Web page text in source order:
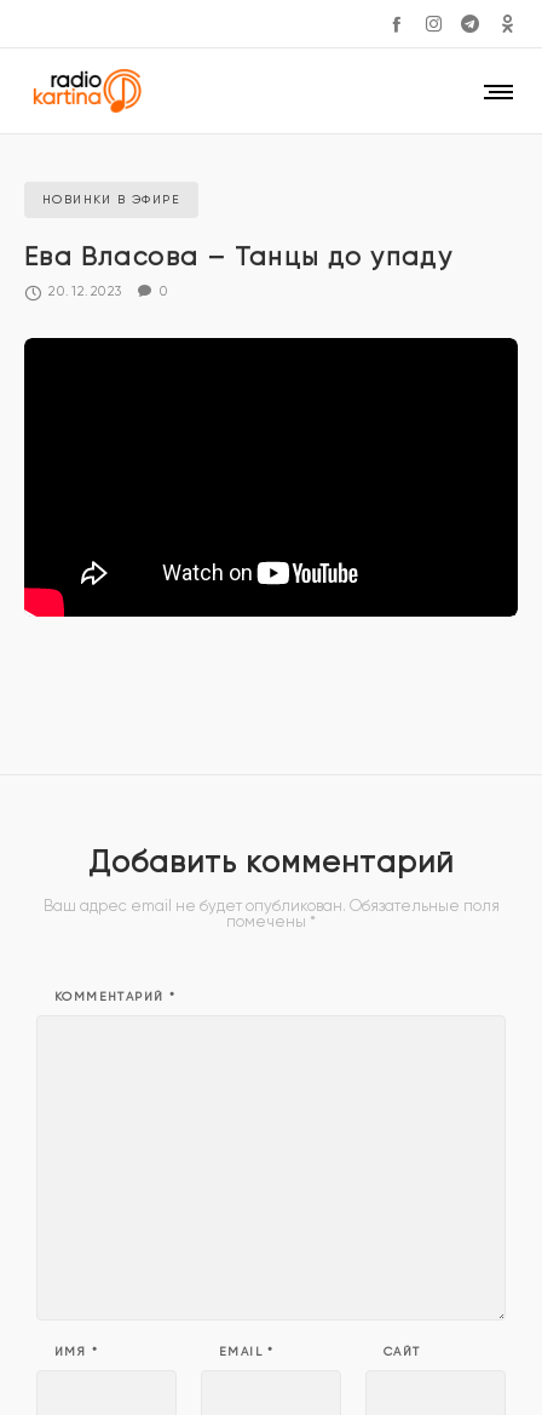
НОВИНКИ В ЭФИРЕ
Ева Власова – Танцы до упаду
20.12.2023 0
Добавить комментарий
Ваш адрес email не будет опубликован. Обязательные поля
помечены *
КОММЕНТАРИЙ *
ИМЯ * EMAIL* САЙТ